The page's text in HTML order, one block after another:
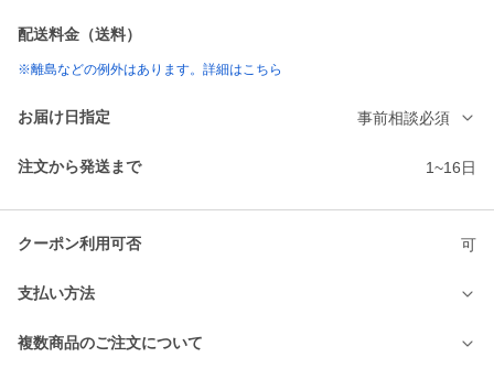
配送料金（送料）
※離島などの例外はあります。詳細はこちら
お届け日指定 事前相談必須
注文から発送まで 1~16日
クーポン利用可否 可
支払い方法
複数商品のご注文について